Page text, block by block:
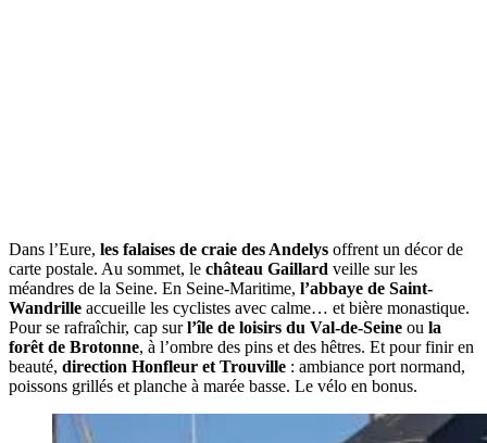
Dans l’Eure, les falaises de craie des Andelys offrent un décor de
carte postale. Au sommet, le château Gaillard veille sur les
méandres de la Seine. En Seine-Maritime, l’abbaye de Saint-
Wandrille accueille les cyclistes avec calme… et bière monastique.
Pour se rafraîchir, cap surl’île de loisirs du Val-de-Seine ou la
forêt de Brotonne, à l’ombre des pins et des hêtres. Et pour finir en
beauté, direction Honfleur et Trouville : ambiance port normand,
poissons grillés et planche à marée basse. Le vélo en bonus.